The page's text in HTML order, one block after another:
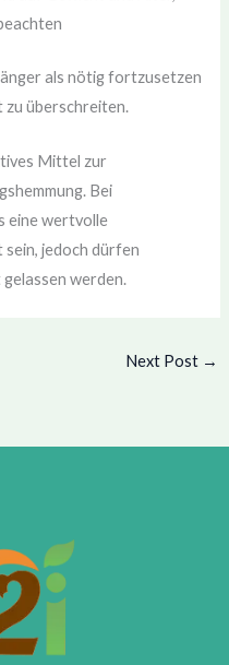
als nötig fortzusetzen
zu überschreiten.
Mittel zur
Bei
eine wertvolle
jedoch dürfen
werden.
Next Post →